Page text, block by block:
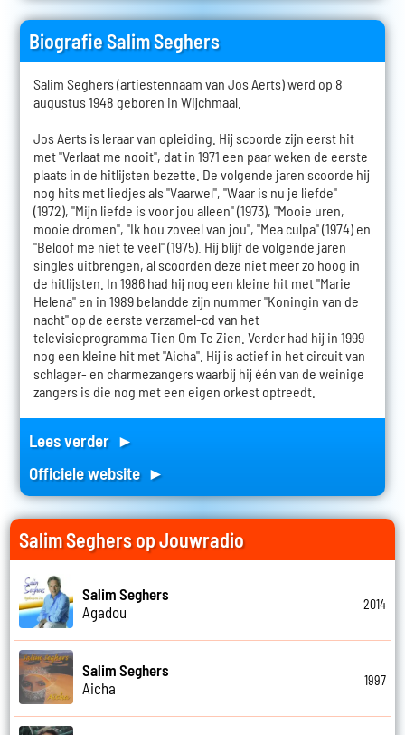
Biografie Salim Seghers
Salim Seghers (artiestennaam van Jos Aerts) werd op 8
augustus 1948 geboren in Wijchmaal.
Jos Aerts is leraar van opleiding. Hij scoorde zijn eerst hit
met "Verlaat me nooit", dat in 1971 een paar weken de eerste
plaats in de hitlijsten bezette. De volgende jaren scoorde hij
nog hits met liedjes als "Vaarwel", "Waar is nu je liefde"
(1972), "Mijn liefde is voor jou alleen" (1973), "Mooie uren,
mooie dromen", "Ik hou zoveel van jou", "Mea culpa" (1974) en
"Beloof me niet te veel" (1975). Hij blijf de volgende jaren
singles uitbrengen, al scoorden deze niet meer zo hoog in
de hitlijsten. In 1986 had hij nog een kleine hit met "Marie
Helena" en in 1989 belandde zijn nummer "Koningin van de
nacht" op de eerste verzamel-cd van het
televisieprogramma Tien Om Te Zien. Verder had hij in 1999
nog een kleine hit met "Aicha". Hij is actief in het circuit van
schlager- en charmezangers waarbij hij één van de weinige
zangers is die nog met een eigen orkest optreedt.
Lees verder ►
Officiele website ►
Salim Seghers op Jouwradio
Salim Seghers
Agadou
2014
Salim Seghers
Aicha
1997